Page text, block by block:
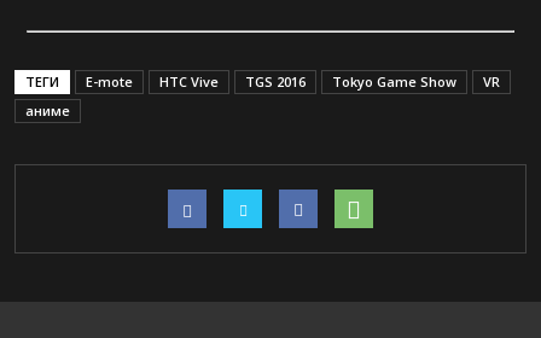
ТЕГИ E-mote HTC Vive TGS 2016 Tokyo Game Show
VR
аниме